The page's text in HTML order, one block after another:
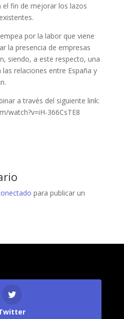
fin de mejorar los lazos
por la labor que viene
la presencia de empresas
siendo, a este respecto, una
relaciones entre España y
a través del siguiente link:
watch?v=iH-366CsTE8
para publicar un